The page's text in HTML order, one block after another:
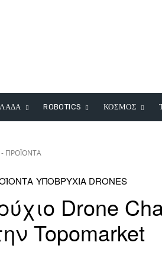
ROBOTICS ΚΟΣΜΟΣ
ΠΡΟΪΟΝΤΑ
ΥΠΟΒΡΥΧΙΑ DRONES
Drone
Topomarket